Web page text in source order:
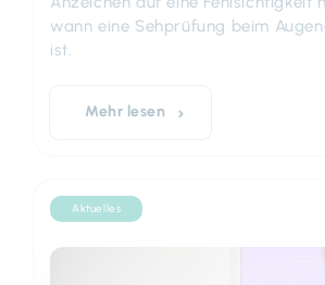
wann eine Sehprüfung beim
ist.
Mehr lesen
Aktuelles